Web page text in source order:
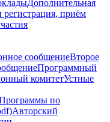
Дополнительная
приём
сообщениеВторое
Программный
комитетУстные
по
Авторский